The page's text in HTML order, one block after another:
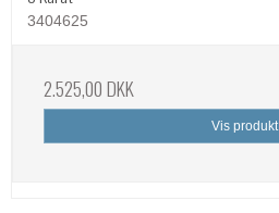
3404625
2.525,00 DKK
Vis produkt